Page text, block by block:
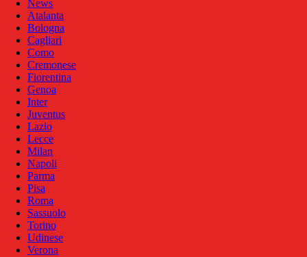
News
Atalanta
Bologna
Cagliari
Como
Cremonese
Fiorentina
Genoa
Inter
Juventus
Lazio
Lecce
Milan
Napoli
Parma
Pisa
Roma
Sassuolo
Torino
Udinese
Verona